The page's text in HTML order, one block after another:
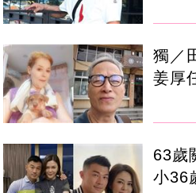
獨／
姜厚
63歲
小36